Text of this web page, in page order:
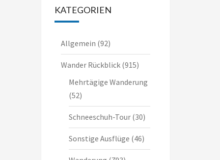
KATEGORIEN
Allgemein (92)
Wander Rückblick(915)
Mehrtägige Wanderung
(52)
Schneeschuh-Tour(30)
Sonstige Ausflüge (46)